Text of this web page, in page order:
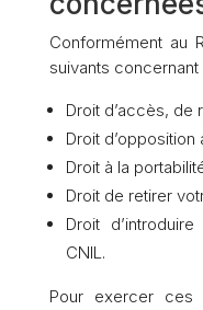
Conformément au
suivants
Droit d’accès, de
Droit
Droit à la
Droit de retirer
Droit
CNIL.
Pour exercer ces